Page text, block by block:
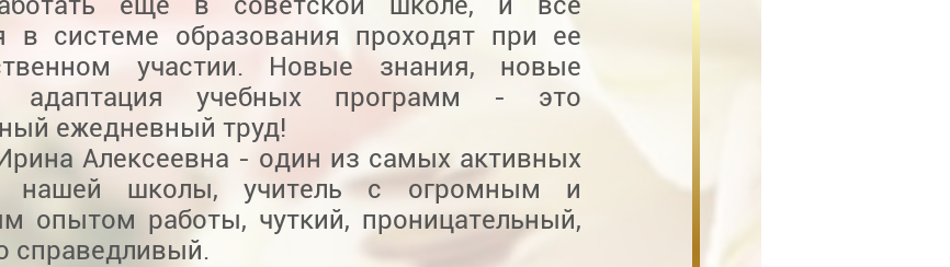
в системе образования проходят при ее
участии. Новые знания, новые
адаптация учебных программ - это
ежедневный труд!
Алексеевна - один из самых активных
нашей школы, учитель с огромным и
опытом работы, чуткий, проницательный,
справедливый.